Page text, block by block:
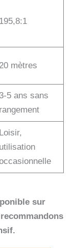
195,8:1
20 mètres
3-5 ans sans
rangement
Loisir,
utilisation
sur